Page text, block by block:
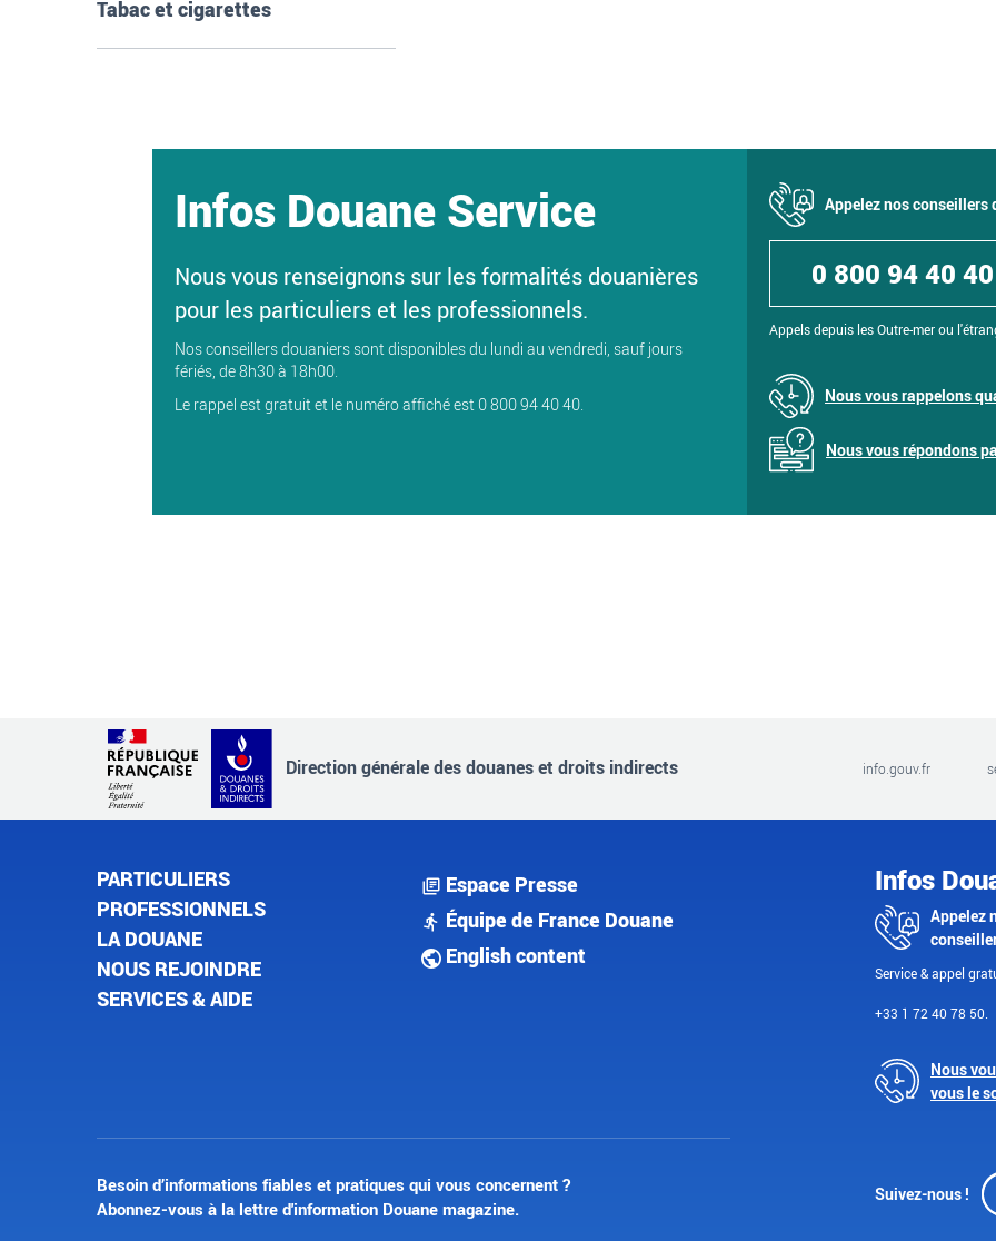
Tabac et cigarettes
Infos Douane Service
Nous vous renseignons sur les formalités douanières
pour les particuliers et les professionnels.
Nos conseillers douaniers sont disponibles du lundi au vendredi, sauf jours
fériés, de 8h30 à 18h00.
Le rappel est gratuit et le numéro affiché est 0 800 94 40 40.
Appelez nos conseillers
0 800 94 40 40
Appels depuis les Outre-mer ou
Nous vous rappelons
Nous vous répondons
Direction générale des douanes et droits indirects info.gouv.fr
PARTICULIERS
PROFESSIONNELS
LA DOUANE
NOUS REJOINDRE
SERVICES & AIDE
Espace Presse
Équipe de France Douane
English content
Infos
Appelez
Service & appel
+33 1 72 40 78 50.
Nous
vous le
Besoin d’informations fiables et pratiques qui vous concernent ?
Abonnez-vous à la lettre d'information Douane magazine.
Suivez-nous !